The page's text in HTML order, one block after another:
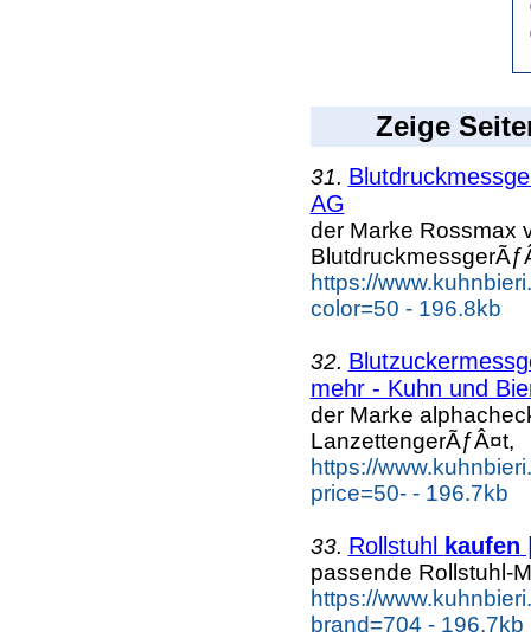
Zeige
31.
AG
der Marke Rossmax
https://
color=50 - 196.8kb
32.
mehr - Kuhn und
der Marke
LanzettengerÃƒÂ¤t,
https://
price=50- - 196.7kb
33. Rollstuhl kaufen
passende Rollstuhl-
https://
brand=704 - 196.7kb